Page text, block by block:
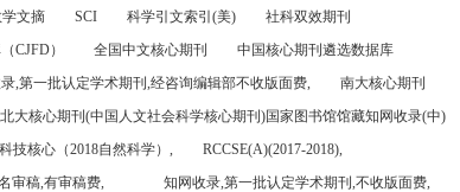
文摘 SCI 科学引文索引(美)
社科双效期刊
CJFD） 全国中文核心期刊
中国核心期刊遴选数据库
,第一批认定学术期刊,经咨询编辑部不收版面费,
南大核心期刊
大核心期刊(中国人文社会科学核心期刊)国家图书馆馆藏知网收录(中)
科技核心（2018自然科学）,
RCCSE(A)(2017-2018),
审稿,有审稿费,
知网收录,第一批认定学术期刊,不收版面费,